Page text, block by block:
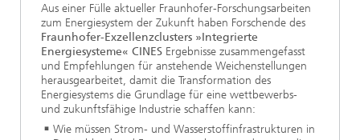
Aus einer Fülle aktueller Fraunhofer-Forschungsarbeiten
zum Energiesystem der Zukunft haben Forschende des
Fraunhofer-Exzellenzclusters »Integrierte
Energiesysteme« CINES Ergebnisse zusammengefasst
und Empfehlungen für anstehende Weichenstellungen
herausgearbeitet, damit die Transformation des
Energiesystems die Grundlage für eine wettbewerbs-
und zukunftsfähige Industrie schaffen kann:
Wie müssen Strom- und Wasserstoffinfrastrukturen in